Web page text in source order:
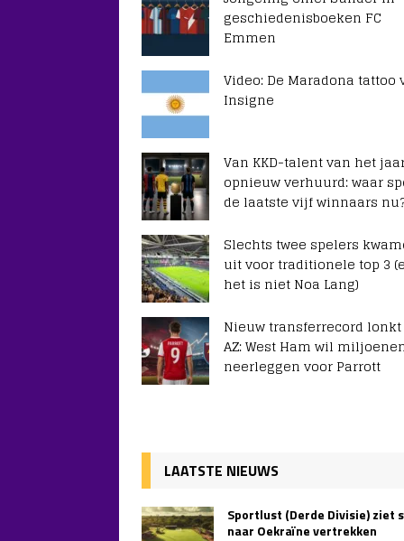
geschiedenisboeken FC
Emmen
Video: De Maradona tattoo
Insigne
Van KKD-talent van het
opnieuw verhuurd: waar
de laatste vijf winnaars
Slechts twee spelers
uit voor traditionele top 3
het is niet Noa Lang)
Nieuw transferrecord
AZ: West Ham wil
neerleggen voor Parrott
LAATSTE NIEUWS
Sportlust (Derde Divisie) ziet
naar Oekraïne vertrekken